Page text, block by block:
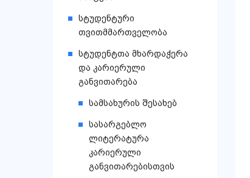
სტუდენტური
თვითმმართველობა
სტუდენტთა მხარდაჭერა
და კარიერული
განვითარება
სამსახურის შესახებ
სასარგებლო
ლიტერატურა
კარიერული
განვითარებისთვის